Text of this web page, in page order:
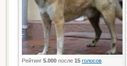
Рейтинг 5.000 после 15 голосов